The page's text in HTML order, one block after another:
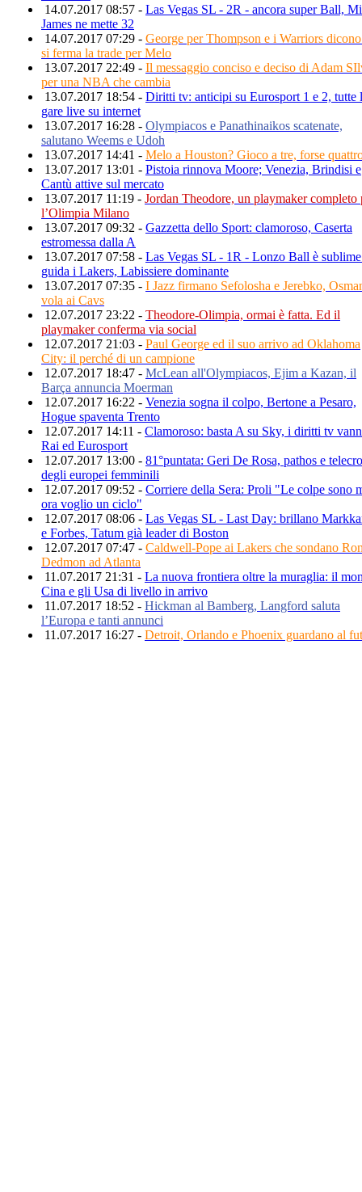
14.07.2017 08:57 - Las Vegas SL - 2R - ancora super Ball,
James ne mette 32
14.07.2017 07:29 - George per Thompson e i Warriors
si ferma la trade per Melo
13.07.2017 22:49 - Il messaggio conciso e deciso di Adam
per una NBA che cambia
13.07.2017 18:54 - Diritti tv: anticipi su Eurosport 1 e 2, tutte
gare live su internet
13.07.2017 16:28 - Olympiacos e Panathinaikos scatenate,
salutano Weems e Udoh
13.07.2017 14:41 - Melo a Houston? Gioco a tre, forse
13.07.2017 13:01 - Pistoia rinnova Moore; Venezia, Brindisi e
Cantù attive sul mercato
13.07.2017 11:19 - Jordan Theodore, un playmaker completo
l’Olimpia Milano
13.07.2017 09:32 - Gazzetta dello Sport: clamoroso, Caserta
estromessa dalla A
13.07.2017 07:58 - Las Vegas SL - 1R - Lonzo Ball è
guida i Lakers, Labissiere dominante
13.07.2017 07:35 - I Jazz firmano Sefolosha e Jerebko,
vola ai Cavs
12.07.2017 23:22 - Theodore-Olimpia, ormai è fatta. Ed il
playmaker conferma via social
12.07.2017 21:03 - Paul George ed il suo arrivo ad Oklahoma
City: il perché di un campione
12.07.2017 18:47 - McLean all'Olympiacos, Ejim a Kazan, il
Barça annuncia Moerman
12.07.2017 16:22 - Venezia sogna il colpo, Bertone a Pesaro,
Hogue spaventa Trento
12.07.2017 14:11 - Clamoroso: basta A su Sky, i diritti tv
Rai ed Eurosport
12.07.2017 13:00 - 81°puntata: Geri De Rosa, pathos e
degli europei femminili
12.07.2017 09:52 - Corriere della Sera: Proli "Le colpe sono
ora voglio un ciclo"
12.07.2017 08:06 - Las Vegas SL - Last Day: brillano
e Forbes, Tatum già leader di Boston
12.07.2017 07:47 - Caldwell-Pope ai Lakers che sondano
Dedmon ad Atlanta
11.07.2017 21:31 - La nuova frontiera oltre la muraglia: il
Cina e gli Usa di livello in arrivo
11.07.2017 18:52 - Hickman al Bamberg, Langford saluta
l’Europa e tanti annunci
11.07.2017 16:27 - Detroit, Orlando e Phoenix guardano al